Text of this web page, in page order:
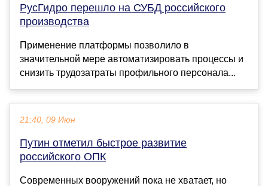
РусГидро перешло на СУБД российского
производства
Применение платформы позволило в
значительной мере автоматизировать процессы и
снизить трудозатраты профильного персонала...
21:40, 09 Июн
Путин отметил быстрое развитие
российского ОПК
Современных вооружений пока не хватает, но